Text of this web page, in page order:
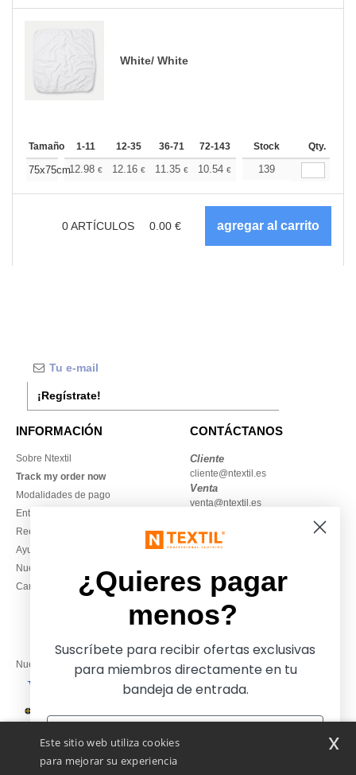
White/ White
Tamaño 1-11 12-35 36-71 72-143 144-287 288 + Más
Stock Qty.
75x75cm12.98 € 12.16 € 11.35 € 10.54 € 9.73€
139
0ARTÍCULOS 0.00 €
¡Regístrate!
INFORMACIÓN
Sobre Ntextil
Track my order now
Modalidades de pago
Entrega
Reembolsos / devoluciones
Ayuda & FAQs
Nuestros compromisos
Camisetas locales al por mayor
CONTÁCTANOS
Cliente
cliente@ntextil.es
Venta
venta@ntextil.es
930 410 200
Viernes: 10:00–14:00
Nuestros socios financieros
Este sitio web utiliza cookies
para mejorar su experiencia
x
¿Quieres pagar
menos?
Suscríbete para recibir ofertas exclusivas
para miembros directamente en tu
bandeja de entrada.